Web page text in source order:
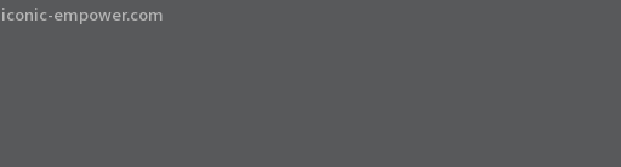
iconic-empower.com